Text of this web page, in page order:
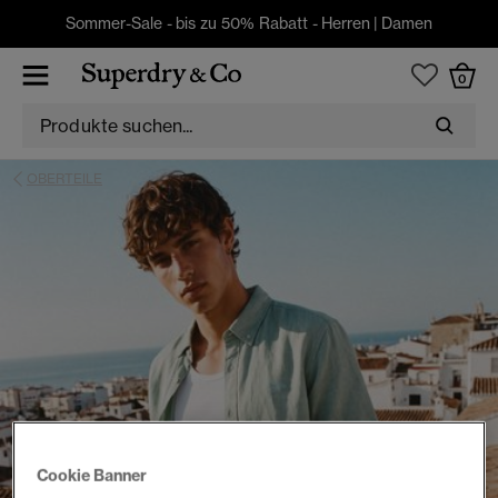
Sommer-Sale - bis zu 50% Rabatt - Herren | Damen
0
OBERTEILE
Cookie Banner